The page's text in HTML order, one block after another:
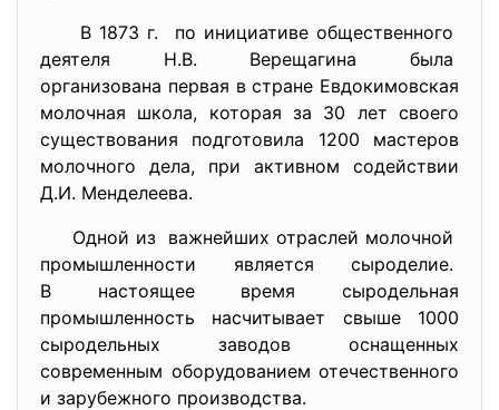
В 1873 г. по инициативе общественного
деятеля Н.В. Верещагина была
организована первая в стране Евдокимовская
молочная школа, которая за 30 лет своего
существования подготовила 1200 мастеров
молочного дела, при активном содействии
Д.И. Менделеева.
Одной из важнейших отраслей молочной
промышленности является сыроделие.
В настоящее время сыродельная
промышленность насчитывает свыше 1000
сыродельных заводов оснащенных
современным оборудованием отечественного
и зарубежного производства.